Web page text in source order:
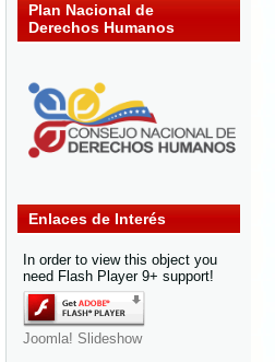
Plan Nacional de
Derechos Humanos
Enlaces de Interés
In order to view this object you
need Flash Player 9+ support!
Joomla! Slideshow